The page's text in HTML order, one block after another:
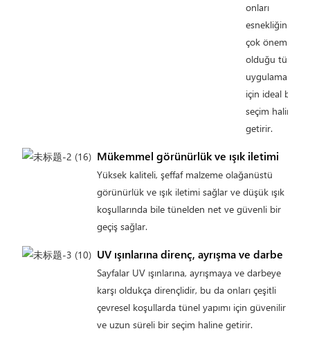
onları
esnekliğin
çok önemli
olduğu tünel
uygulamaları
için ideal bir
seçim haline
getirir.
Mükemmel görünürlük ve ışık iletimi
Yüksek kaliteli, şeffaf malzeme olağanüstü
görünürlük ve ışık iletimi sağlar ve düşük ışık
koşullarında bile tünelden net ve güvenli bir
geçiş sağlar.
UV ışınlarına direnç, ayrışma ve darbe
Sayfalar UV ışınlarına, ayrışmaya ve darbeye
karşı oldukça dirençlidir, bu da onları çeşitli
çevresel koşullarda tünel yapımı için güvenilir
ve uzun süreli bir seçim haline getirir.